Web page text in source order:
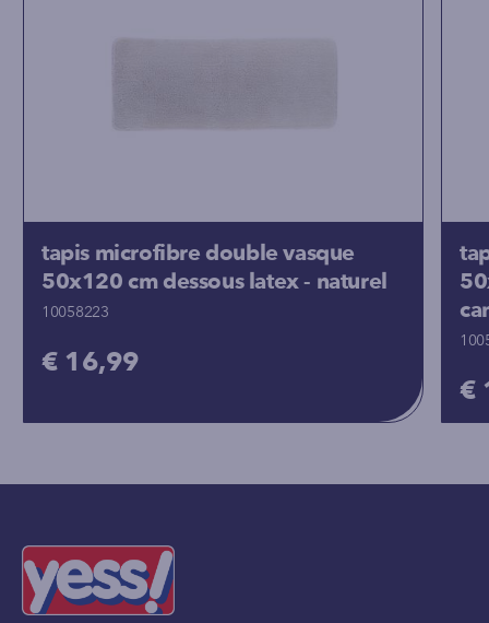
tapis microfibre double vasque
50x120 cm dessous latex - naturel
10058223
€ 16,99
€